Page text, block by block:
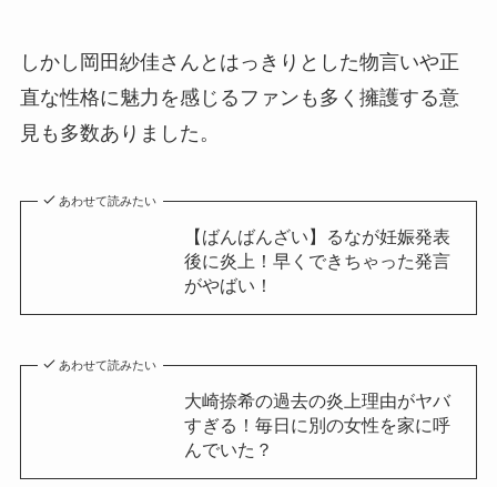
しかし岡田紗佳さんとはっきりとした物言いや正
直な性格に魅力を感じるファンも多く擁護する意
見も多数ありました。
あわせて読みたい
【ばんばんざい】るなが妊娠発表
後に炎上！早くできちゃった発言
がやばい！
あわせて読みたい
大崎捺希の過去の炎上理由がヤバ
すぎる！毎日に別の女性を家に呼
んでいた？